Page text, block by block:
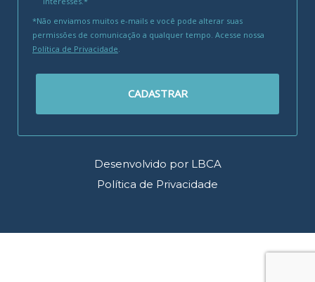
*Não enviamos muitos e-mails e você pode alterar suas
permissões de comunicação a qualquer tempo. Acesse nossa
Política de Privacidade
CADASTRAR
Desenvolvido por LBCA
Política de Privacidade